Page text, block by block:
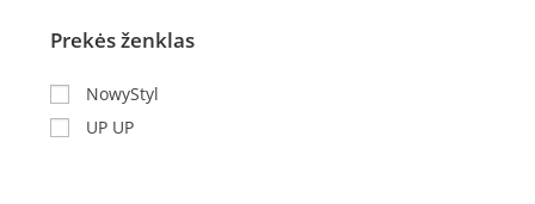
Prekės ženklas
NowyStyl
UP UP